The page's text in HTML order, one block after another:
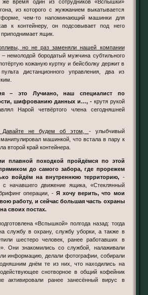
время один из сотрудников «Вспышки»
из которого с жужжанием выкатывается
чем-то напоминающий машинки для
к контейнеру, он подсовывает под него
ящик.
но не раз заменяли нашей компании
– немолодой бородатый мужчина субтильного
кожаную куртку и бейсболку держит в
дистанционного управления, два из
– это Лучиано, наш специалист по
шифрованию данных и…, -крутя рукой
Нарой четвёртого члена сегодняшней
не будем об этом, - улыбчивый
машинкой, что встала в пару к
второй край контейнера.
плавной походкой пройдёмся по этой
до самого забора, где прорежем
войдём на внутреннюю территорию, -
с начавшего движение ящика, «Стеклянный
операции, -Я хочу верить, что мои
работу, и сейчас большая часть охраны
своих постах.
службу в охрану, службу уборки, а также в
шестеро человек, ранее работавших в
Они знакомились со службой, налаживали
информацию, делали фотографии, собирали
днём те из них, что находились на
снотворное в общий кофейник
активировали ранее занесённый вирус в